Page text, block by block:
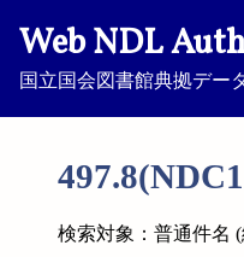
Web NDL
国立国会図書館典拠デー
検索対象：普通件名